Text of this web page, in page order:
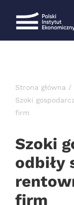
Strona główna
Szoki
firm
Szoki
odbiły
firm